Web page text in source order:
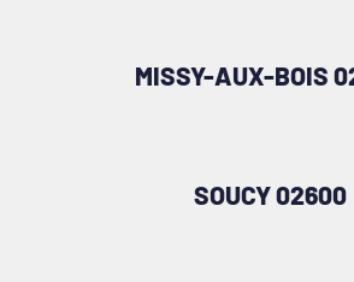
MISSY-AUX-BOIS
SOUCY 02600